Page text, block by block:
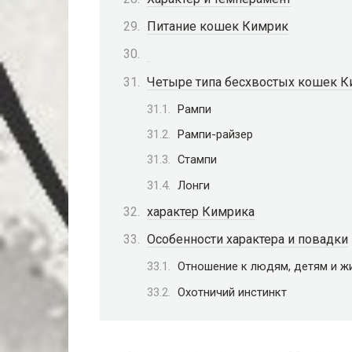
Питание кошек Кимрик
Четыре типа бесхвостых кошек
Рампи
Рампи-райзер
Стампи
Лонги
характер Кимрика
Особенности характера и повадки
Отношение к людям, детям и
Охотничий инстинкт